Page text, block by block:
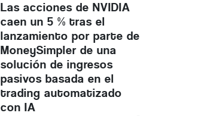
Las acciones de NVIDIA
caen un 5 % tras el
lanzamiento por parte de
MoneySimpler de una
solución de ingresos
pasivos basada en el
trading automatizado
con IA